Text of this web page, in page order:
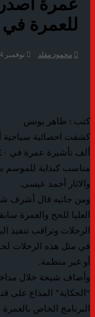
عمرة
للعمرة في 40 يوما
محمود مقلد نوفمبر 14, 2022
كتب : طاهر يونس
مناسب كبداية للموسم
والاثار أحمد عيسى.
ومن جانبه قال أشرف
العليا للحج والعمرة
الرحلات وتراقب تنفيذ
في مثل هذه الرحلات
أو غير منظمة.
وأضاف شيحة خلال
“الحكاية” المذاع على
البرنامج الخاص